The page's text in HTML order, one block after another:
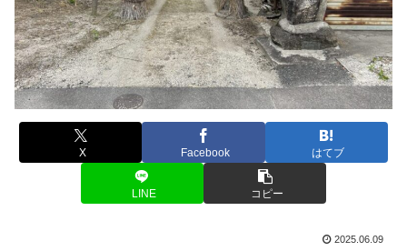
X Facebook はてブ
LINE コピー
2025.06.09